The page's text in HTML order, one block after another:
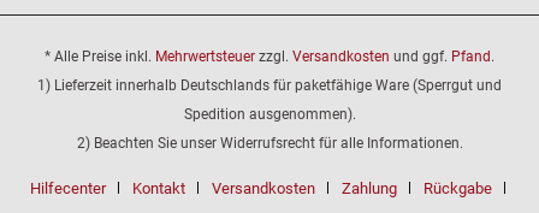
* Alle Preise inkl. Mehrwertsteuer zzgl. Versandkosten und ggf. Pfand.
1) Lieferzeit innerhalb Deutschlands für paketfähige Ware (Sperrgut und
Spedition ausgenommen).
2) Beachten Sie unser Widerrufsrecht für alle Informationen.
Hilfecenter Kontakt Versandkosten Zahlung Rückgabe